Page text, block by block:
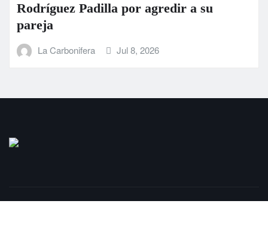
Rodríguez Padilla por agredir a su
pareja
La Carbonifera Jul 8, 2026